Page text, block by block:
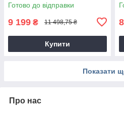
Готово до відправки
9 199 ₴ 11 498,75 ₴
Купити
Показати
Про нас